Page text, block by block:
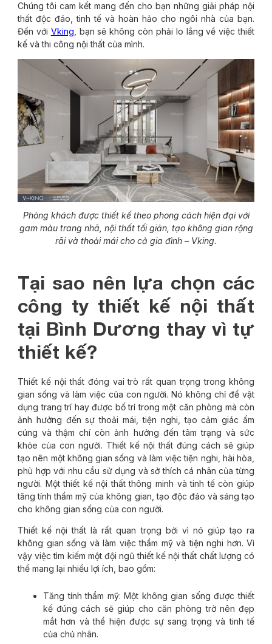
Chúng tôi cam kết mang đến cho bạn những giải pháp nội
thất độc đáo, tinh tế và hoàn hảo cho ngôi nhà của bạn.
Đến với Vking , bạn sẽ không còn phải lo lắng về việc thiết
kế và thi công nội thất của mình.
Phòng khách được thiết kế theo phong cách hiện đại với
gam màu trang nhã, nội thất tối giản, tạo không gian rộng
rãi và thoải mái cho cả gia đình – Vking.
Tại sao nên lựa chọn các
công ty thiết kế nội thất
tại Bình Dương thay vì tự
thiết kế?
Thiết kế nội thất đóng vai trò rất quan trọng trong không
gian sống và làm việc của con người. Nó không chỉ để vật
dụng trang trí hay được bố trí trong một căn phòng mà còn
ảnh hưởng đến sự thoải mái, tiện nghi, tạo cảm giác ấm
cúng và thậm chí còn ảnh hưởng đến tâm trạng và sức
khỏe của con người. Thiết kế nội thất đúng cách sẽ giúp
tạo nên một không gian sống và làm việc tiện nghi, hài hòa,
phù hợp với nhu cầu sử dụng và sở thích cá nhân của từng
người. Một thiết kế nội thất thông minh và tinh tế còn giúp
tăng tính thẩm mỹ của không gian, tạo độc đáo và sáng tạo
cho không gian sống của con người.
Thiết kế nội thất là rất quan trọng bởi vì nó giúp tạo ra
không gian sống và làm việc thẩm mỹ và tiện nghi hơn. Vì
vậy việc tìm kiếm một đội ngũ thiết kế nội thất chất lượng có
thể mang lại nhiều lợi ích, bao gồm:
Tăng tính thẩm mỹ: Một không gian sống được thiết
kế đúng cách sẽ giúp cho căn phòng trở nên đẹp
mắt hơn và thể hiện được sự sang trọng và tinh tế
của chủ nhân.